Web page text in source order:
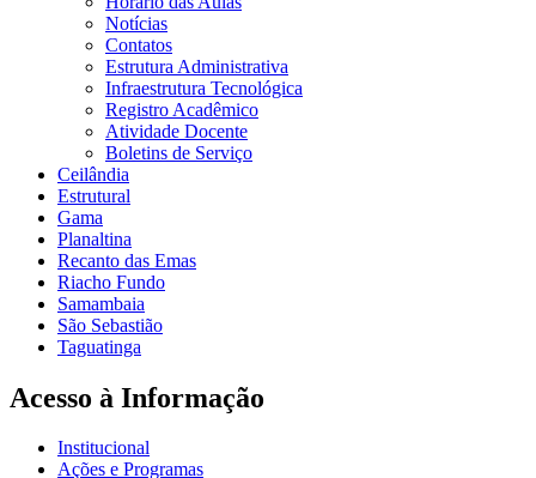
Notícias
Contatos
Estrutura Administrativa
Infraestrutura Tecnológica
Registro Acadêmico
Atividade Docente
Boletins de Serviço
Ceilândia
Estrutural
Gama
Planaltina
Recanto das Emas
Riacho Fundo
Samambaia
São Sebastião
Taguatinga
Acesso à Informação
Institucional
Ações e Programas